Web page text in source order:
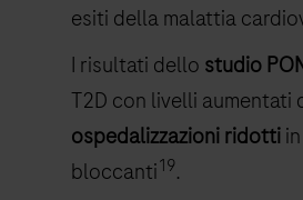
esiti della malattia
I risultati dello studio
T2D con livelli aumentati
ospedalizzazioni ridotti
bloccanti19.